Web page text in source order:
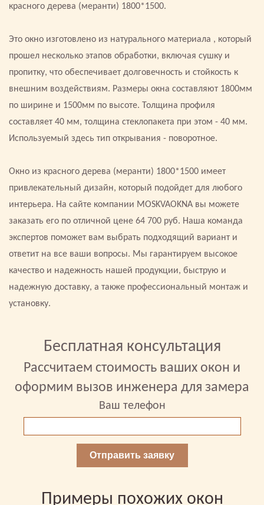
красного дерева (меранти) 1800*1500.
Это окно изготовлено из натурального материала , который
прошел несколько этапов обработки, включая сушку и
пропитку, что обеспечивает долговечность и стойкость к
внешним воздействиям. Размеры окна составляют 1800мм
по ширине и 1500мм по высоте. Толщина профиля
составляет 40 мм, толщина стеклопакета при этом - 40 мм.
Используемый здесь тип открывания - поворотное.
Окно из красного дерева (меранти) 1800*1500 имеет
привлекательный дизайн, который подойдет для любого
интерьера. На сайте компании MOSKVAOKNA вы можете
заказать его по отличной цене 64 700 руб. Наша команда
экспертов поможет вам выбрать подходящий вариант и
ответит на все ваши вопросы. Мы гарантируем высокое
качество и надежность нашей продукции, быструю и
надежную доставку, а также профессиональный монтаж и
установку.
Бесплатная консультация
Рассчитаем стоимость ваших окон и
оформим вызов инженера для замера
Ваш телефон
Отправить заявку
Примеры похожих окон